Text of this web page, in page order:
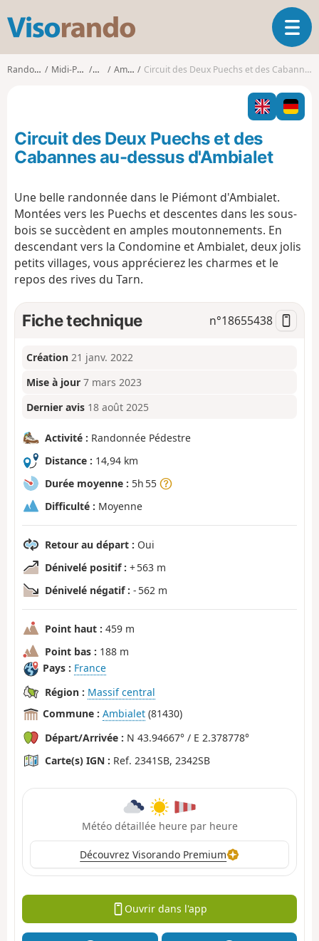
s
o
o
O
u
i
r
l
g
t
Randonnées Midi-Pyrénées TarnAmbialet Circuit des Deux Puechs et des Cabannes au-dessus d'Ambialet
Circuit des Deux Puechs et des
Cabannes au-dessus d'Ambialet
Une belle randonnée dans le Piémont d'Ambialet.
Montées vers les Puechs et descentes dans les sous-
bois se succèdent en amples moutonnements. En
descendant vers la Condomine et Ambialet, deux jolis
petits villages, vous apprécierez les charmes et le
repos des rives du Tarn.
Fiche technique n°18655438
Création 21 janv. 2022
Mise à jour 7 mars 2023
Dernier avis 18 août 2025
Activité : Randonnée Pédestre
Distance : 14,94 km
Durée moyenne : 5h 55
Difficulté : Moyenne
Retour au départ : Oui
Dénivelé positif : + 563 m
Dénivelé négatif : - 562 m
Point haut : 459 m
Point bas : 188 m
Pays : France
Région : Massif central
Commune : Ambialet (81430)
Départ/Arrivée : N 43.94667° / E 2.378778°
Carte(s) IGN : Ref. 2341SB, 2342SB
Météo détaillée heure par heure
Découvrez Visorando Premium
Ouvrir dans l'app